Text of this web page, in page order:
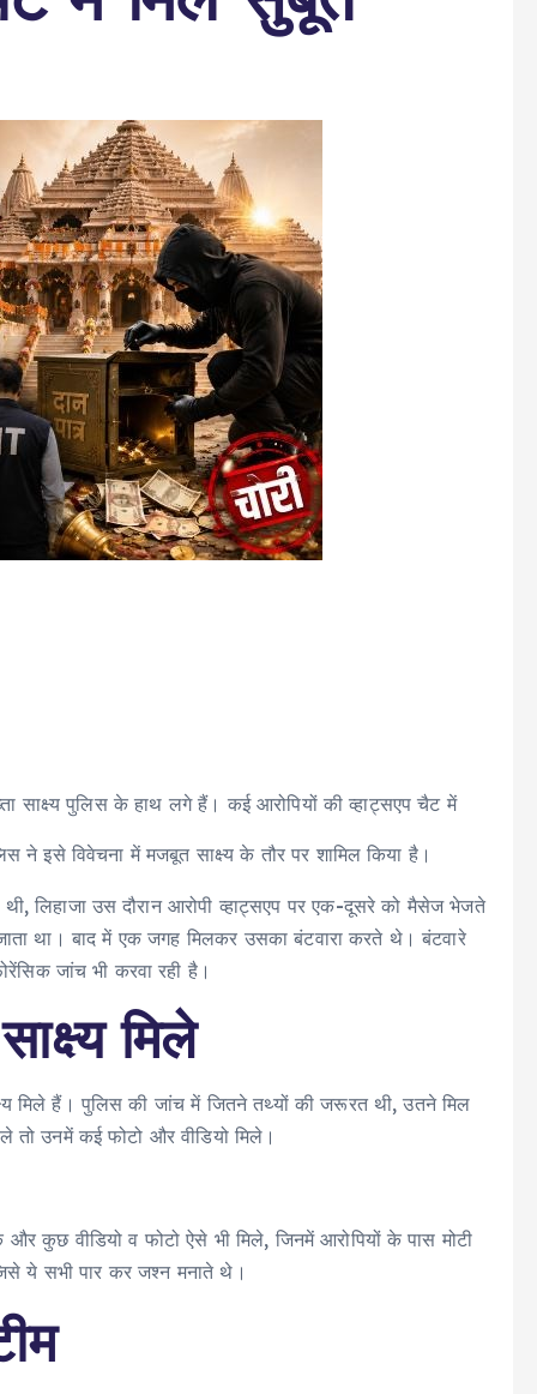
साक्ष्य पुलिस के हाथ लगे हैं। कई आरोपियों की व्हाट्सएप चैट में
इसे विवेचना में मजबूत साक्ष्य के तौर पर शामिल किया है।
लिहाजा उस दौरान आरोपी व्हाट्सएप पर एक-दूसरे को मैसेज भेजते
था। बाद में एक जगह मिलकर उसका बंटवारा करते थे। बंटवारे
जांच भी करवा रही है।
मिले
मिले हैं। पुलिस की जांच में जितने तथ्यों की जरूरत थी, उतने मिल
तो उनमें कई फोटो और वीडियो मिले।
कुछ वीडियो व फोटो ऐसे भी मिले, जिनमें आरोपियों के पास मोटी
ये सभी पार कर जश्न मनाते थे।